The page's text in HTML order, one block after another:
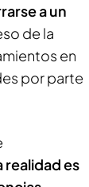
a un
de la
en
por parte
realidad es